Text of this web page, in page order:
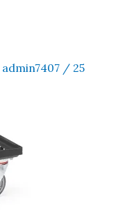
admin7407 / 25